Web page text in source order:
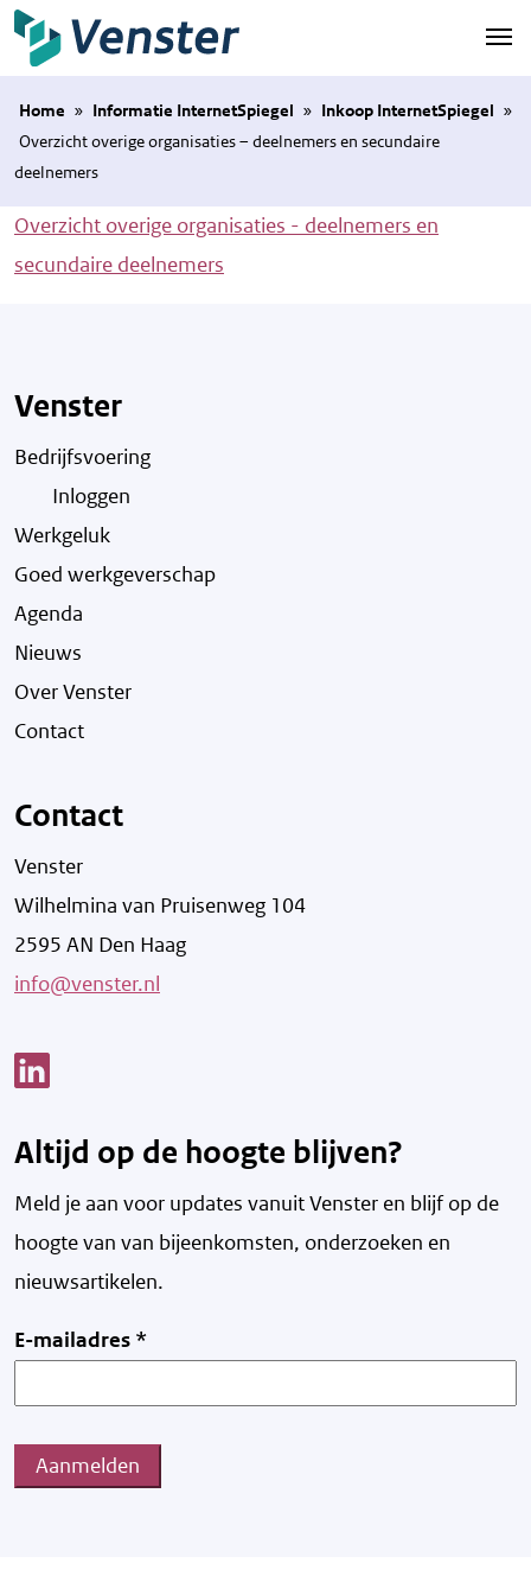
Naar hoofdinhoud
Home » Informatie InternetSpiegel » Inkoop InternetSpiegel »
Overzicht overige organisaties – deelnemers en secundaire
deelnemers
Overzicht overige organisaties - deelnemers en
secundaire deelnemers
Venster
Bedrijfsvoering
Inloggen
Werkgeluk
Goed werkgeverschap
Agenda
Nieuws
Over Venster
Contact
Contact
Venster
Wilhelmina van Pruisenweg 104
2595 AN Den Haag
info@venster.nl
Altijd op de hoogte blijven?
Meld je aan voor updates vanuit Venster en blijf op de
hoogte van van bijeenkomsten, onderzoeken en
nieuwsartikelen.
E-mailadres *
Aanmelden